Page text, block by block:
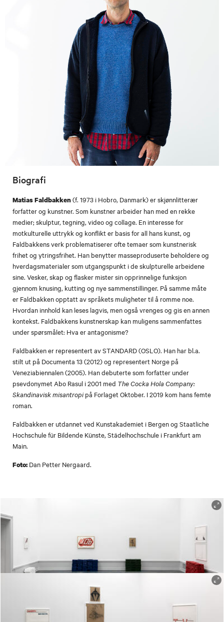
Biografi
Matias Faldbakken(f. 1973 i Hobro, Danmark) er skjønnlitterær
forfatter og kunstner. Som kunstner arbeider han med en rekke
medier; skulptur, tegning, video og collage. En interesse for
motkulturelle uttrykk og konflikt er basis for all hans kunst, og
Faldbakkens verk problematiserer ofte temaer som kunstnerisk
frihet og ytringsfrihet. Han benytter masseproduserte beholdere og
hverdagsmaterialer som utgangspunkt i de skulpturelle arbeidene
sine. Vesker, skap og flasker mister sin opprinnelige funksjon
gjennom knusing, kutting og nye sammenstillinger. På samme måte
er Faldbakken opptatt av språkets muligheter til å romme noe.
Hvordan innhold kan leses lagvis, men også vrenges og gis en annen
kontekst. Faldbakkens kunstnerskap kan muligens sammenfattes
under spørsmålet: Hva er antagonisme?
Faldbakken er representert av STANDARD (OSLO). Han har bl.a.
stilt ut på Documenta 13 (2012) og representert Norge på
Veneziabiennalen (2005). Han debuterte som forfatter under
psevdonymet Abo Rasul i 2001 med The Cocka Hola Company:
Skandinavisk misantropipå Forlaget Oktober. I 2019 kom hans femte
roman.
Faldbakken er utdannet ved Kunstakademiet i Bergen og Staatliche
Hochschule für Bildende Künste, Städelhochschule i Frankfurt am
Main.
Foto: Dan Petter Nergaard.
Matias Faldbakken, «MONSTRUM», 2021. Tegning og skulptur. Foto: Susann Jamtøy / TKM.